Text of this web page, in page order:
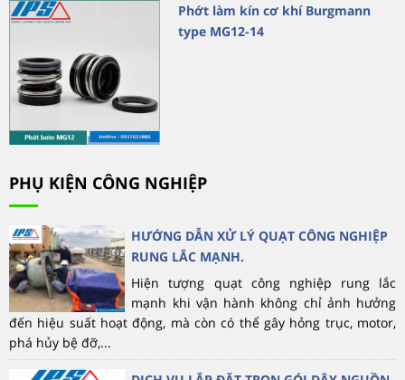
Phớt làm kín cơ khí Burgmann
type MG12-14
PHỤ KIỆN CÔNG NGHIỆP
HƯỚNG DẪN XỬ LÝ QUẠT CÔNG NGHIỆP
RUNG LẮC MẠNH.
Hiện tượng quạt công nghiệp rung lắc
mạnh khi vận hành không chỉ ảnh hưởng
đến hiệu suất hoạt động, mà còn có thể gây hỏng trục, motor,
phá hủy bệ đỡ,...